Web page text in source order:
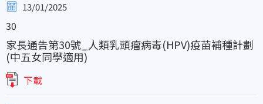
13/01/2025
30
家長通告第30號_人類乳頭瘤病毒(HPV)疫苗補種計劃
(中五女同學適用)
下載